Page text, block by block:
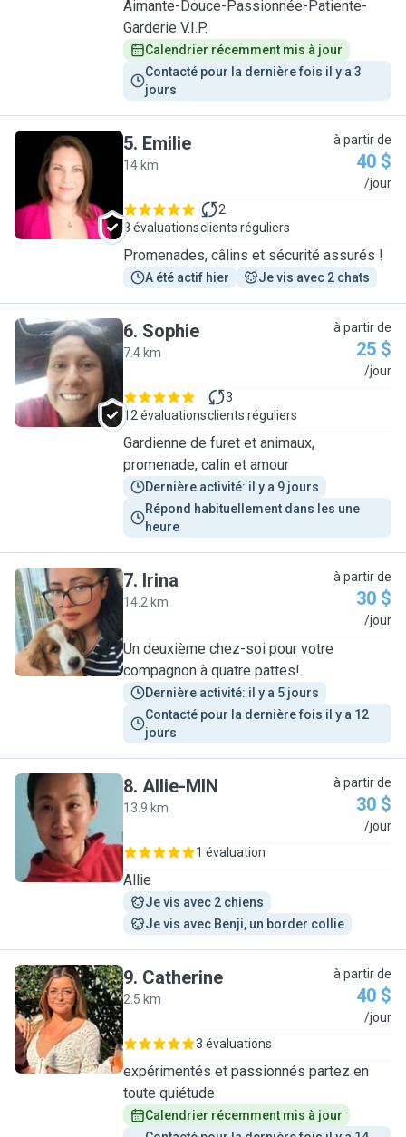
Aimante-Douce-Passionnée-Patiente-
Garderie V.I.P.
Calendrier récemment mis à jour
Contacté pour la dernière fois il y a 3
jours
E
5. Emilie
14 km
à partir de
40 $
/jour
8 évaluations
2
clients réguliers
Promenades, câlins et sécurité assurés !
A été actif hier Je vis avec 2 chats
S
6. Sophie
7.4 km
à partir de
25 $
/jour
12 évaluations
3
clients réguliers
Gardienne de furet et animaux,
promenade, calin et amour
Dernière activité: il y a 9 jours
Répond habituellement dans les une
heure
I
7. Irina
14.2 km
à partir de
30 $
/jour
Un deuxième chez-soi pour votre
compagnon à quatre pattes!
Dernière activité: il y a 5 jours
Contacté pour la dernière fois il y a 12
jours
A
8. Allie-MIN
13.9 km
à partir de
30 $
/jour
1 évaluation
Allie
Je vis avec 2 chiens
Je vis avec Benji, un border collie
C
9. Catherine
2.5 km
à partir de
40 $
/jour
3 évaluations
expérimentés et passionnés partez en
toute quiétude
Calendrier récemment mis à jour